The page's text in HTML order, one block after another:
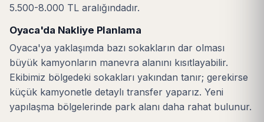
5.500-8.000 TL aralığındadır.
Oyaca'da Nakliye Planlama
Oyaca'ya yaklaşımda bazı sokakların dar olması
büyük kamyonların manevra alanını kısıtlayabilir.
Ekibimiz bölgedeki sokakları yakından tanır; gerekirse
küçük kamyonetle detaylı transfer yaparız. Yeni
yapılaşma bölgelerinde park alanı daha rahat bulunur.